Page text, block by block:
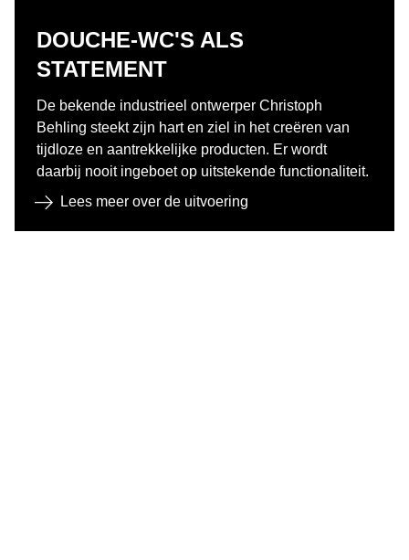
DOUCHE-WC'S ALS
STATEMENT
De bekende industrieel ontwerper Christoph
Behling steekt zijn hart en ziel in het creëren van
tijdloze en aantrekkelijke producten. Er wordt
daarbij nooit ingeboet op uitstekende functionaliteit.
Lees meer over de uitvoering